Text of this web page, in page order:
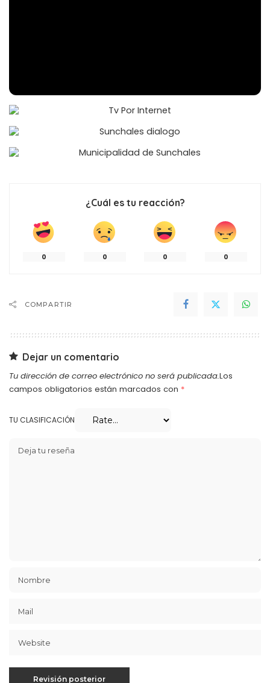
¿Cuál es tu reacción?
0 0 0 0
COMPARTIR
Dejar un comentario
Tu dirección de correo electrónico no será publicada.Los
campos obligatorios están marcados con *
TU CLASIFICACIÓN